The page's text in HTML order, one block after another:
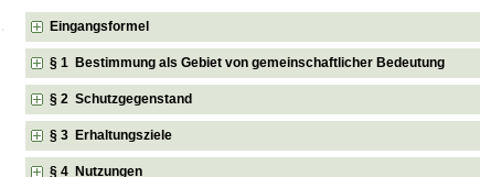
Eingangsformel
§ 1 Bestimmung als Gebiet von gemeinschaftlicher Bedeutung
§ 2 Schutzgegenstand
§ 3 Erhaltungsziele
§ 4 Nutzungen